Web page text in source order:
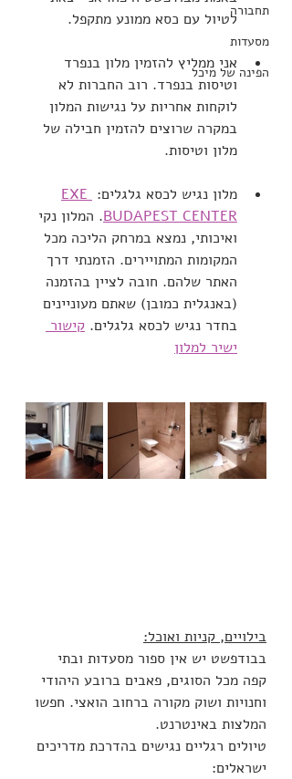
תחבורה
מסעדות
הפינה של מיכל
לטיול עם כסא ממונע מתקפל.
אני ממליץ להזמין מלון בנפרד
וטיסות בנפרד. רוב החברות לא
לוקחות אחריות על נגישות המלון
במקרה שרוצים להזמין חבילה של
מלון וטיסות.
מלון נגיש לכסא גלגלים: EXE
BUDAPEST CENTER. המלון נקי
ואיכותי, נמצא במרחק הליכה מכל
המקומות המתויירים. הזמנתי דרך
האתר שלהם. חובה לציין בהזמנה
(באנגלית כמובן) שאתם מעוניינים
בחדר נגיש לכסא גלגלים. קישור
ישיר למלון
בילויים, קניות ואוכל:
בבודפשט יש אין ספור מסעדות ובתי
קפה מכל הסוגים, פאבים ברובע היהודי
וחנויות ושוק מקורה ברחוב הואצי. חפשו
המלצות באינטרנט.
טיולים רגליים נגישים בהדרכת מדריכים
ישראלים: